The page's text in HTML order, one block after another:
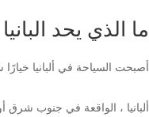
ما الذي يحد
أصبحت السياحة في ألبانيا
ألبانيا ، الواقعة في جنوب